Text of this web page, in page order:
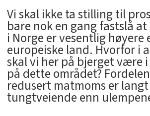
Vi skal ikke ta stilling til
bare nok en gang fastslå
i Norge er vesentlig høyere
europeiske land. Hvorfor i
skal vi her på bjerget være
på dette området?
redusert matmoms er
tungtveiende enn